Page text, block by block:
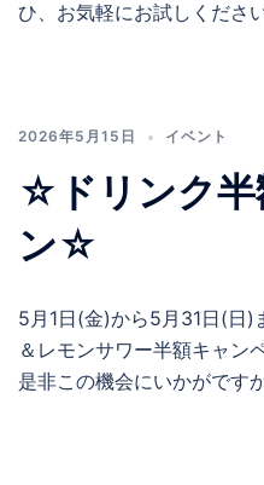
ひ、お気軽にお試しくださ
2026年5月15日 イベント
☆ドリンク半
ン☆
5月1日(金)から5月31日(日)
＆レモンサワー半額キャン
是非この機会にいかがです